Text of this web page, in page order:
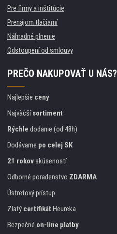
Pre firmy a inštitúcie
Prenájom tlačiarní
Náhradné plnenie
Odstoupení od smlouvy
PREČO NAKUPOVAŤ U NÁS?
Najlepšie ceny
Najväčšísortiment
Rýchle dodanie (od 48h)
Dodávame po celej SK
21 rokovskúseností
Odborné poradenstvo ZDARMA
Ústretový prístup
Zlatý certifikát Heureka
Bezpečné on-line platby